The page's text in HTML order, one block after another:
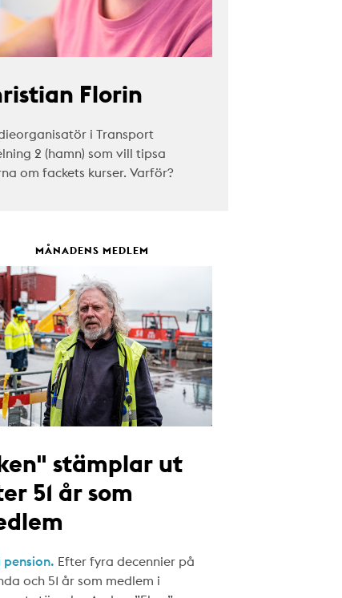
Florin
i Transport
2 (hamn) som vill tipsa
om fackets kurser. Varför?
MÅNADENS MEDLEM
stämplar ut
51 år som
pension. Efter fyra decennier på
och 51 år som medlem i